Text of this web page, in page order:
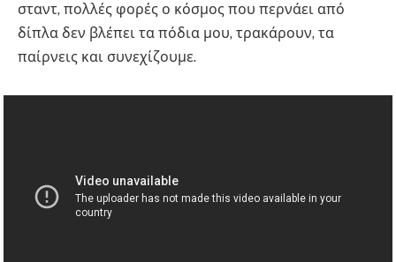
σταντ, πολλές φορές ο κόσμος που περνάει από
δίπλα δεν βλέπει τα πόδια μου, τρακάρουν, τα
παίρνεις και συνεχίζουμε.